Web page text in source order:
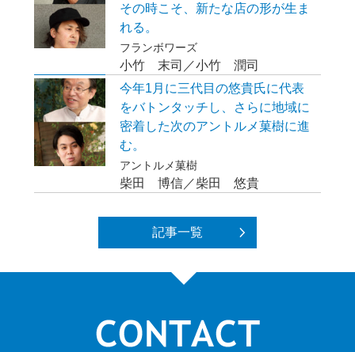
その時こそ、新たな店の形が生ま
れる。
フランボワーズ
小竹 末司／小竹 潤司
今年1月に三代目の悠貴氏に代表
をバトンタッチし、さらに地域に
密着した次のアントルメ菓樹に進
む。
アントルメ菓樹
柴田 博信／柴田 悠貴
記事一覧